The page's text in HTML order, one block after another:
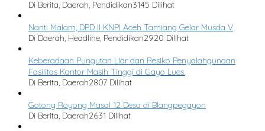
Di Berita, Daerah, Pendidikan3145 Dilihat
Nanti Malam, DPD II KNPI Aceh Tamiang Gelar Musda V
Di Daerah, Headline, Pendidikan2920 Dilihat
Keberadaan Pungutan Liar dan Resiko Penyalahgunaan
Fasilitas Kantor Masih Tinggi di Gayo Lues.
Di Berita, Daerah2807 Dilihat
Gotong Royong Masal 12 Desa di Blangpegayon
Di Berita, Daerah2631 Dilihat